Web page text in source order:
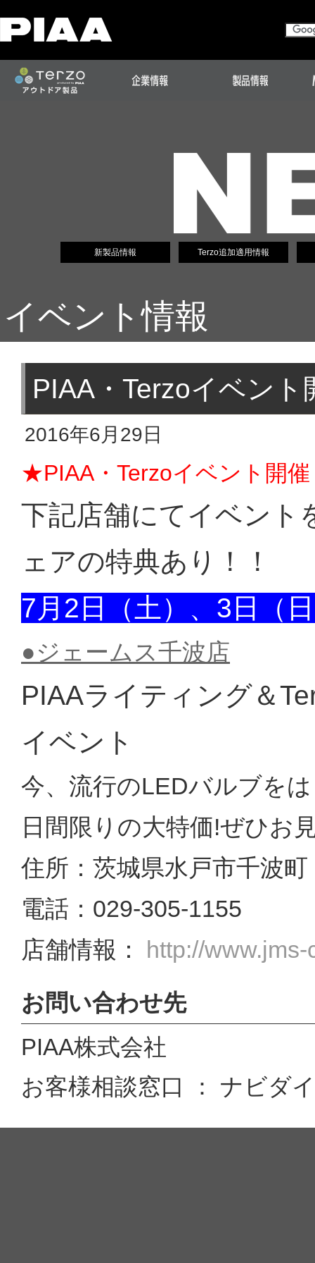
新製品情報 Terzo追加適用情報
イベント情報
PIAA・Terzoイベン
2016年6月29日
★PIAA・Terzoイベント開
下記店舗にてイベント
ェアの特典あり！！
7月2日（土）、3日（
●ジェームス千波店
PIAAライティング＆
イベント
今、流行のLEDバルブを
日間限りの大特価!ぜひお
住所：茨城県水戸市千波町
電話：029-305-1155
店舗情報：
http://
お問い合わせ先
PIAA株式会社
お客様相談窓口 ： ナビダ